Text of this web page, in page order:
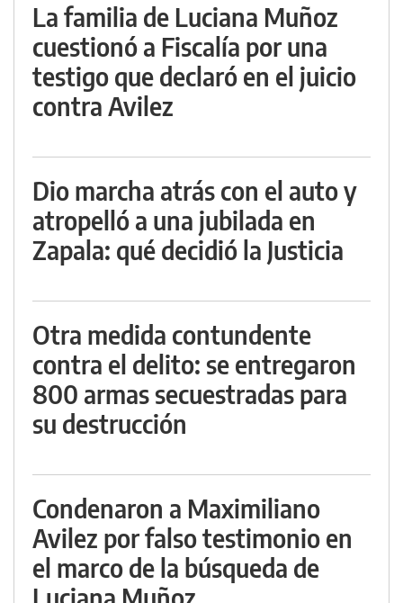
La familia de Luciana Muñoz
cuestionó a Fiscalía por una
testigo que declaró en el juicio
contra Avilez
Dio marcha atrás con el auto y
atropelló a una jubilada en
Zapala: qué decidió la Justicia
Otra medida contundente
contra el delito: se entregaron
800 armas secuestradas para
su destrucción
Condenaron a Maximiliano
Avilez por falso testimonio en
el marco de la búsqueda de